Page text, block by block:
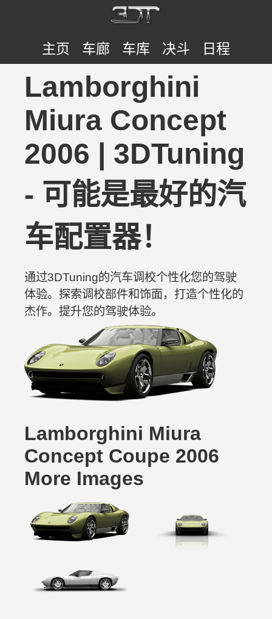
主页 车廊 车库 决斗 日程
Lamborghini
Miura Concept
2006 | 3DTuning
- 可能是最好的汽
车配置器！
通过3DTuning的汽车调校个性化您的驾驶
体验。探索调校部件和饰面，打造个性化的
杰作。提升您的驾驶体验。
Lamborghini Miura
Concept Coupe 2006
More Images